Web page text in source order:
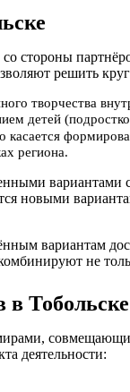
со стороны
решить
творчества
детей
касается
региона.
вариантами
новыми
не
в Тобольске
деятельности: